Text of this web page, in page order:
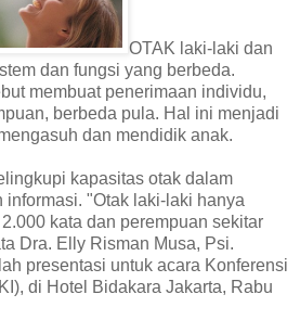
OTAK laki-laki dan
dan fungsi yang berbeda.
membuat penerimaan individu,
berbeda pula. Hal ini menjadi
dan mendidik anak.
kapasitas otak dalam
informasi. "Otak laki-laki hanya
kata dan perempuan sekitar
Dra. Elly Risman Musa, Psi.
presentasi untuk acara Konferensi
di Hotel Bidakara Jakarta, Rabu